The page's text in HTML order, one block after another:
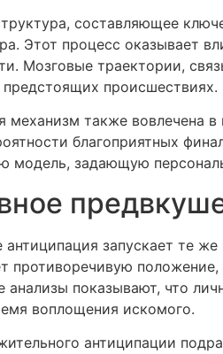
составляющее
Этот процесс оказывает
Мозговые траектории,
происшествиях.
механизм также вовлечена
благоприятных
модель, задающую
антиципация запускает те
противоречивую
анализы показывают, что
воплощения искомого.
антиципации